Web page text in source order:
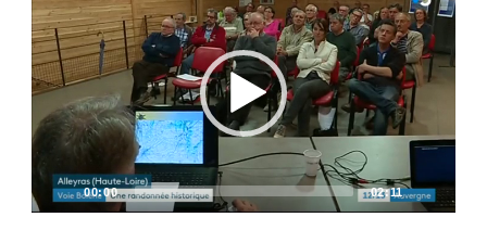
Player
00:00 02:11